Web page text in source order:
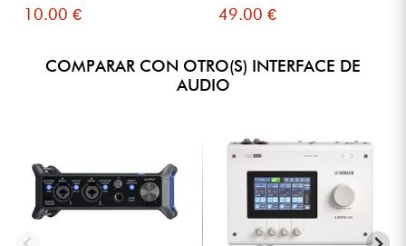
10.00 € 49.00 €
COMPARAR CON OTRO(S) INTERFACE DE
AUDIO